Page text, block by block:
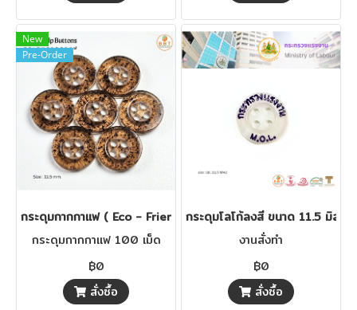
New
Pre-Order
กระดุมกากกาแฟ ( Eco - Friendly Buttons Collection )
กระดุมกากกาแฟ 100 เม็ด
฿0
สั่งซื้อ
กระดุมโลโก้ลงสี ขนาด 11.5 มิล
งานสั่งทำ
฿0
สั่งซื้อ